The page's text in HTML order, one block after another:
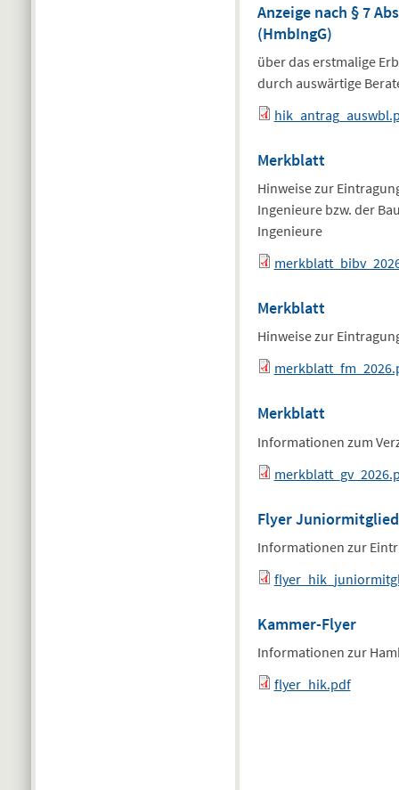
Anzeige nach § 7
(HmbIngG)
über das erstmalige
durch auswärtige
Merkblatt
Hinweise zur
Ingenieure bzw. der
Ingenieure
Merkblatt
Hinweise zur
Merkblatt
Informationen zum
Flyer
Informationen zur
Kammer-Flyer
Informationen zur
flyer_hik.pdf